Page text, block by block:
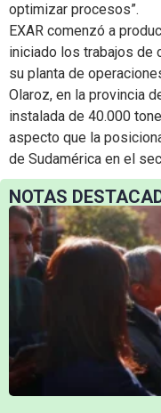
NOTAS
optimizar procesos”.
EXAR comenzó a
iniciado los trabajos de
su planta de
Olaroz, en la provincia
instalada de 40.000
aspecto que la
de Sudamérica en el